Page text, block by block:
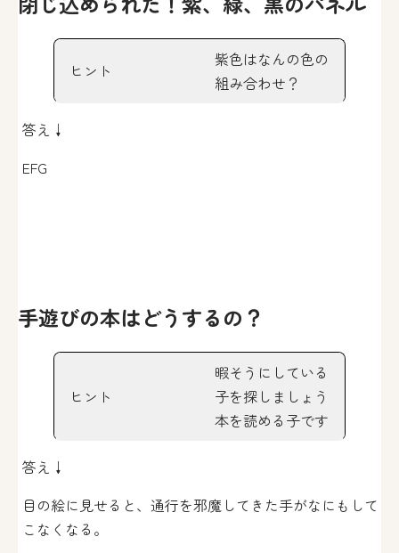
ヒント
紫色はなんの色の
組み合わせ？
答え↓
EFG
手遊びの本はどうするの？
ヒント
暇そうにしている
子を探しましょう
本を読める子です
答え↓
目の絵に見せると、通行を邪魔してきた手がなにもして
こなくなる。